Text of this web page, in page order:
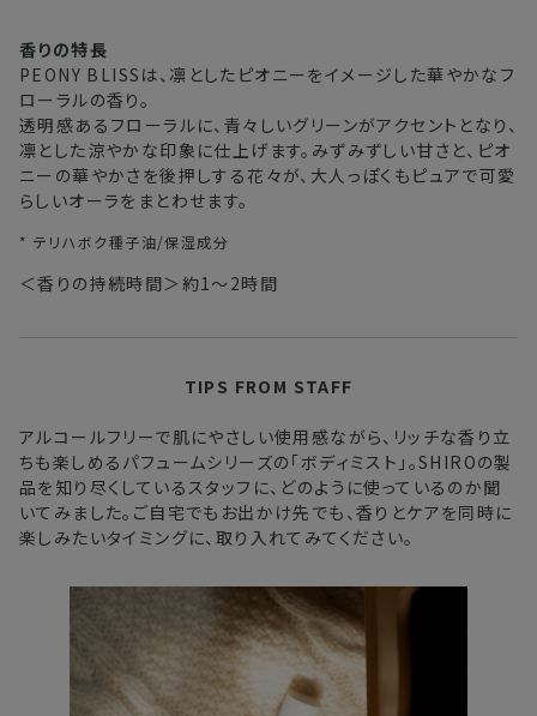
香りの特長
PEONY BLISSは、凛としたピオニーをイメージした華やかなフ
ローラルの香り。
透明感あるフローラルに、青々しいグリーンがアクセントとなり、
凛とした涼やかな印象に仕上げます。みずみずしい甘さと、ピオ
ニーの華やかさを後押しする花々が、大人っぽくもピュアで可愛
らしいオーラをまとわせます。
* テリハボク種子油/保湿成分
＜香りの持続時間＞約1～2時間
TIPS FROM STAFF
アルコールフリーで肌にやさしい使用感ながら、リッチな香り立
ちも楽しめるパフュームシリーズの「ボディミスト」。SHIROの製
品を知り尽くしているスタッフに、どのように使っているのか聞
いてみました。 ご自宅でもお出かけ先でも、香りとケアを同時に
楽しみたいタイミングに、取り入れてみてください。